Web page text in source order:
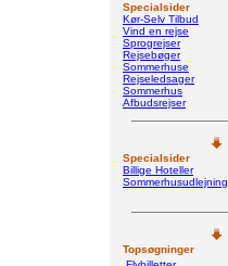
Specialsider
Kør-Selv Tilbud
Vind en rejse
Sprogrejser
Rejsebøger
Sommerhuse
Rejseledsager
Sommerhus
Afbudsrejser
Specialsider
Billige Hoteller
Sommerhusudlejning
Topsøgninger